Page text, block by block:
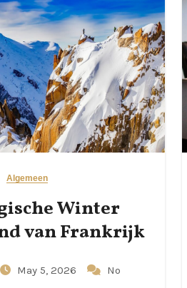
Algemeen
Winter
van Frankrijk
May 5, 2026
No